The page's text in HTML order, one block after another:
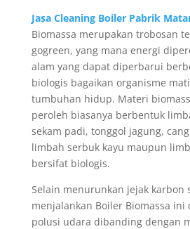
Jasa Cleaning Boiler Pabrik
Biomassa merupakan trobosan
gogreen, yang mana energi
alam yang dapat diperbarui
biologis bagaikan organisme
tumbuhan hidup. Materi
peroleh biasanya berbentuk
sekam padi, tonggol jagung,
limbah serbuk kayu maupun
bersifat biologis.
Selain menurunkan jejak karbon
menjalankan Boiler Biomassa
polusi udara dibanding dengan